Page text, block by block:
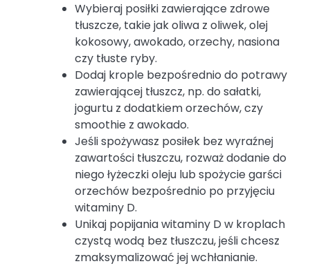
Wybieraj posiłki zawierające zdrowe
tłuszcze, takie jak oliwa z oliwek, olej
kokosowy, awokado, orzechy, nasiona
czy tłuste ryby.
Dodaj krople bezpośrednio do potrawy
zawierającej tłuszcz, np. do sałatki,
jogurtu z dodatkiem orzechów, czy
smoothie z awokado.
Jeśli spożywasz posiłek bez wyraźnej
zawartości tłuszczu, rozważ dodanie do
niego łyżeczki oleju lub spożycie garści
orzechów bezpośrednio po przyjęciu
witaminy D.
Unikaj popijania witaminy D w kroplach
czystą wodą bez tłuszczu, jeśli chcesz
zmaksymalizować jej wchłanianie.